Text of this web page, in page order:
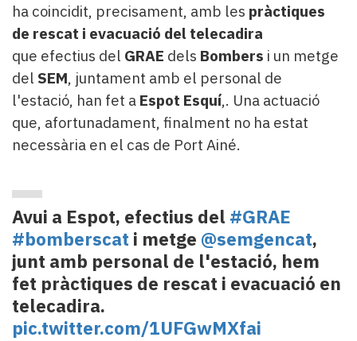
ha coincidit, precisament, amb les pràctiques
de rescat i evacuació del telecadira
que efectius del GRAE dels Bombers i un metge
del SEM, juntament amb el personal de
l'estació, han fet a Espot Esquí,. Una actuació
que, afortunadament, finalment no ha estat
necessària en el cas de Port Ainé.
Avui a Espot, efectius del #GRAE
#bomberscat i metge @semgencat,
junt amb personal de l'estació, hem
fet pràctiques de rescat i evacuació en
telecadira.
pic.twitter.com/1UFGwMXfai